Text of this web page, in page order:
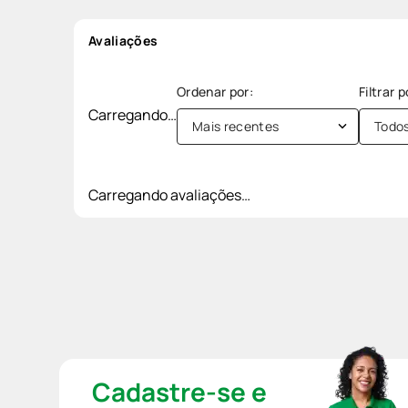
Avaliações
Carregando…
Mais recentes
Carregando avaliações…
Cadastre-se e